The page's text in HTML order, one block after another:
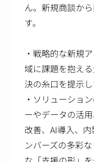
ん。新規商談か
す。
・戦略的な新規
域に課題を抱え
決の糸口を提示し
・ソリューショ
ーやデータの活
改善、AI導入、
ンバーズの多彩